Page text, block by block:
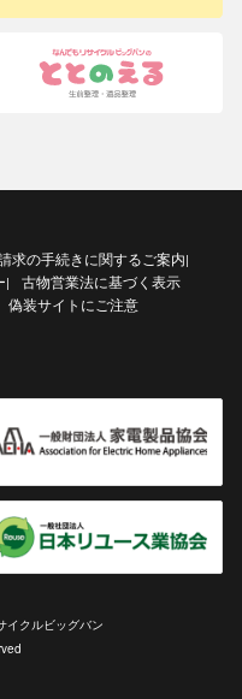
求の手続きに関するご案内|
|
古物営業法に基づく表示
偽装サイトにご注意
イクルビッグバン